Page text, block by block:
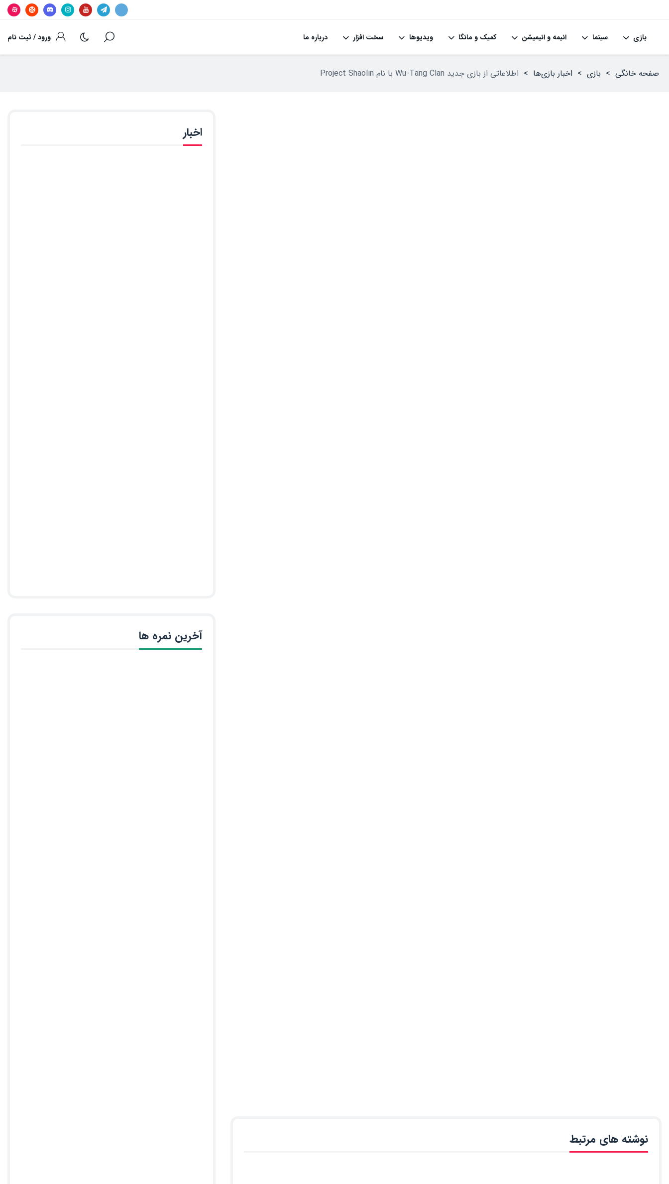
ورود / ثبت نام بازی سینما انیمه و انیمیشن کمیک و مانگا ویدیوها سخت افزار درباره ما
صفحه خانگی > بازی > اخبار بازی‌ها > اطلاعاتی از بازی جدید Wu-Tang Clan با نام Project Shaolin
نوشته های مرتبط
اخبار
آخرین نمره ها